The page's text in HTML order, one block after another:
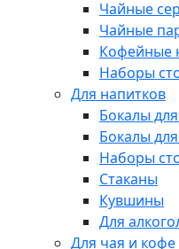
Чайные
Чайные
Кофейные
Наборы
Для напитков
Бокалы
Бокалы
Наборы
Стаканы
Кувшины
Для
Для чая и кофе